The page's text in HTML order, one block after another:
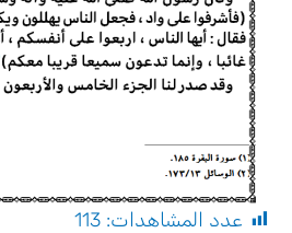
عدد المشاهدات: 113